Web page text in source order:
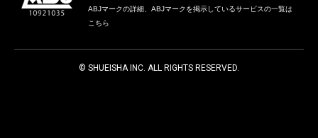
ABJマークの詳細、ABJマークを掲示しているサービスの一覧は
こちら
© SHUEISHA INC. ALL RIGHTS RESERVED.